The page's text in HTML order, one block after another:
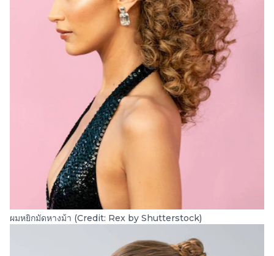
ผมหยิกมัดหางม้า (Credit: Rex by Shutterstock)